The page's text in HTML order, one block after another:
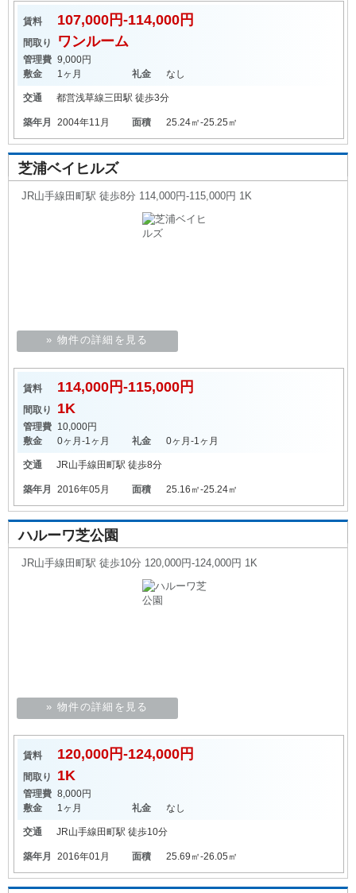
賃料 107,000円-114,000円
間取り ワンルーム
管理費 9,000円
敷金
1ヶ月 礼金 なし
交通 都営浅草線三田駅 徒歩3分
築年月 2004年11月 面積 25.24㎡-25.25㎡
芝浦ベイヒルズ
JR山手線田町駅 徒歩8分 114,000円-115,000円 1K
» 物件の詳細を見る
賃料 114,000円-115,000円
間取り 1K
管理費 10,000円
敷金
0ヶ月-1ヶ月 礼金 0ヶ月-1ヶ月
交通 JR山手線 田町駅 徒歩8分
築年月 2016年05月 面積 25.16㎡-25.24㎡
ハルーワ芝公園
JR山手線田町駅 徒歩10分 120,000円-124,000円 1K
» 物件の詳細を見る
賃料 120,000円-124,000円
間取り 1K
管理費 8,000円
敷金
1ヶ月 礼金 なし
交通 JR山手線 田町駅 徒歩10分
築年月 2016年01月 面積 25.69㎡-26.05㎡